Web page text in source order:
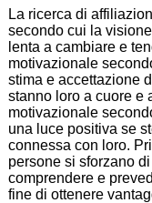
La ricerca di
secondo cui la
lenta a cambiare e
motivazionale
stima e accettazione
stanno loro a cuore e
motivazionale
una luce positiva se
connessa con loro.
persone si sforzano
comprendere e
fine di ottenere